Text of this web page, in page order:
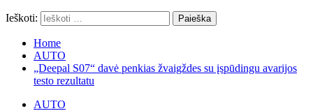
Ieškoti:
Home
AUTO
„Deepal S07“ davė penkias žvaigždes su įspūdingu avarijos
testo rezultatu
AUTO